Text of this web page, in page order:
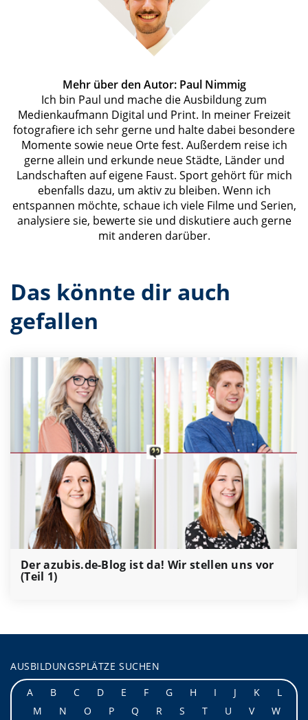
Mehr über den Autor: Paul Nimmig
Ich bin Paul und mache die Ausbildung zum
Medienkaufmann Digital und Print. In meiner Freizeit
fotografiere ich sehr gerne und halte dabei besondere
Momente sowie neue Orte fest. Außerdem reise ich
gerne allein und erkunde neue Städte, Länder und
Landschaften auf eigene Faust. Sport gehört für mich
ebenfalls dazu, um aktiv zu bleiben. Wenn ich
entspannen möchte, schaue ich viele Filme und Serien,
analysiere sie, bewerte sie und diskutiere auch gerne
mit anderen darüber.
Das könnte dir auch
gefallen
Der azubis.de-Blog ist da! Wir stellen uns vor
(Teil 1)
AUSBILDUNGSPLÄTZE SUCHEN
A
B C D E F G H I J K
L
M
N O P Q R S T U V
W